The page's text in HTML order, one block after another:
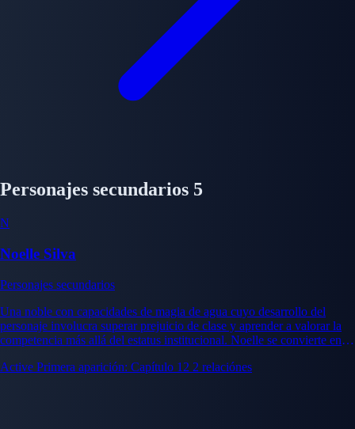
Personajes secundarios 5
N
Noelle Silva
Personajes secundarios
Una noble con capacidades de magia de agua cuyo desarrollo del
personaje involucra superar prejuicio de clase y aprender a valorar la
competencia más allá del estatus institucional. Noelle se convierte en
Active Primera aparición: Capítulo 12 2 relaciónes